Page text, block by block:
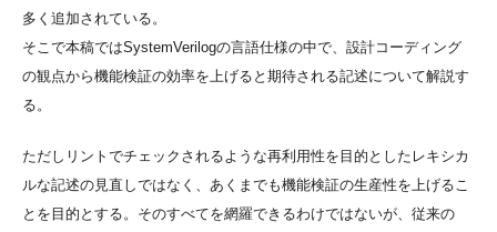
多く追加されている。
そこで本稿ではSystemVerilogの言語仕様の中で、設計コーディング
の観点から機能検証の効率を上げると期待される記述について解説す
る。
ただしリントでチェックされるような再利用性を目的としたレキシカ
ルな記述の見直しではなく、あくまでも機能検証の生産性を上げるこ
とを目的とする。そのすべてを網羅できるわけではないが、従来の